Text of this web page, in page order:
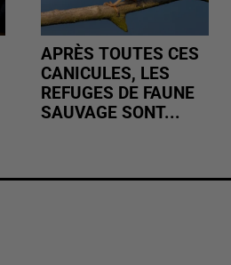
APRÈS TOUTES CES
CANICULES, LES
REFUGES DE FAUNE
SAUVAGE SONT...